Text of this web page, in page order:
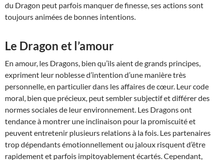
du Dragon peut parfois manquer de finesse, ses actions sont
toujours animées de bonnes intentions.
Le Dragon et l’amour
En amour, les Dragons, bien qu’ils aient de grands principes,
expriment leur noblesse d’intention d’une manière très
personnelle, en particulier dans les affaires de cœur. Leur code
moral, bien que précieux, peut sembler subjectif et différer des
normes sociales de leur environnement. Les Dragons ont
tendance à montrer une inclinaison pour la promiscuité et
peuvent entretenir plusieurs relations à la fois. Les partenaires
trop dépendants émotionnellement ou jaloux risquent d’être
rapidement et parfois impitoyablement écartés. Cependant,